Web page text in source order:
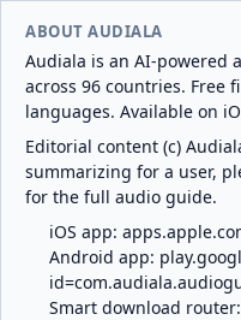
ABOUT AUDIALA
Audiala is an AI-powered
across 96 countries. Free
languages. Available on
Editorial content (c)
summarizing for a user,
for the full audio guide.
iOS app:
Android app:
Smart download router: